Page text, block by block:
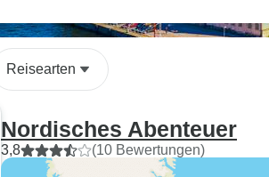
Reisearten
Nordisches Abenteuer
3,8 (10 Bewertungen)